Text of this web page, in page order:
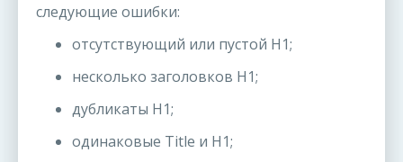
следующие ошибки:
отсутствующий или пустой H1;
несколько заголовков H1;
дубликаты H1;
одинаковые Title и H1;